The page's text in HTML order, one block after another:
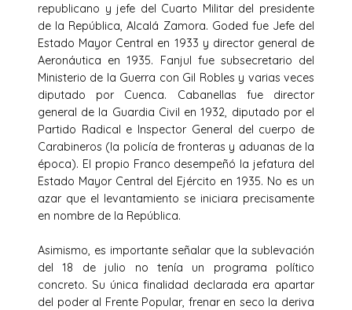
republicano y jefe del Cuarto Militar del presidente
de la República, Alcalá Zamora. Goded fue Jefe del
Estado Mayor Central en 1933 y director general de
Aeronáutica en 1935. Fanjul fue subsecretario del
Ministerio de la Guerra con Gil Robles y varias veces
diputado por Cuenca. Cabanellas fue director
general de la Guardia Civil en 1932, diputado por el
Partido Radical e Inspector General del cuerpo de
Carabineros (la policía de fronteras y aduanas de la
época). El propio Franco desempeñó la jefatura del
Estado Mayor Central del Ejército en 1935. No es un
azar que el levantamiento se iniciara precisamente
en nombre de la República.
Asimismo, es importante señalar que la sublevación
del 18 de julio no tenía un programa político
concreto. Su única finalidad declarada era apartar
del poder al Frente Popular, frenar en seco la deriva